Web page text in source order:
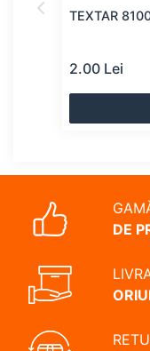
TEXTAR
2.00 Lei
DE